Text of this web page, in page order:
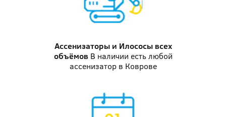
Ассенизаторы и Илососывсех
объёмов В наличии есть любой
ассенизатор в Коврове